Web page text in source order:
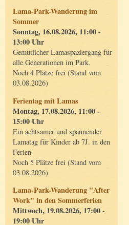
Lama-Park-Wanderung im
Sommer
Sonntag, 16.08.2026, 11:00 -
13:00 Uhr
Gemütlicher Lamaspaziergang für
alle Generationen im Park.
Noch 4 Plätze frei (Stand vom
03.08.2026)
Ferientag mit Lamas
Montag, 17.08.2026, 11:00 -
15:00 Uhr
Ein achtsamer und spannender
Lamatag für Kinder ab 7J. in den
Ferien
Noch 5 Plätze frei (Stand vom
03.08.2026)
Lama-Park-Wanderung "After
Work" in den Sommerferien
Mittwoch, 19.08.2026, 17:00 -
19:00 Uhr